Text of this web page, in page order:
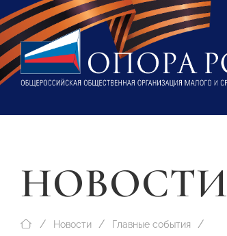
НОВОСТИ
Новости Главные события